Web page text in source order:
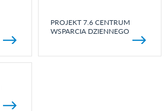
PROJEKT 7.6 CENTRUM
WSPARCIA DZIENNEGO